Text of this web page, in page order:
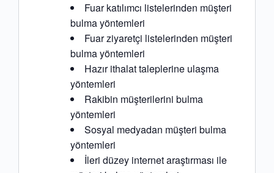
Fuar katılımcı listelerinden müşteri
bulma yöntemleri
Fuar ziyaretçi listelerinden müşteri
bulma yöntemleri
Hazır ithalat taleplerine ulaşma
yöntemleri
Rakibin müşterilerini bulma
yöntemleri
Sosyal medyadan müşteri bulma
yöntemleri
İleri düzey internet araştırması ile